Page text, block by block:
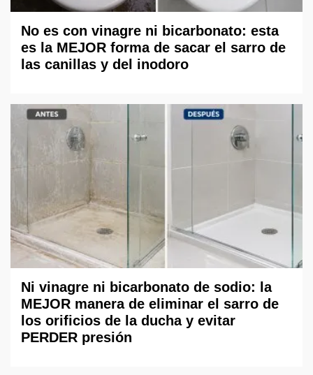
No es con vinagre ni bicarbonato: esta
es la MEJOR forma de sacar el sarro de
las canillas y del inodoro
Ni vinagre ni bicarbonato de sodio: la
MEJOR manera de eliminar el sarro de
los orificios de la ducha y evitar
PERDER presión